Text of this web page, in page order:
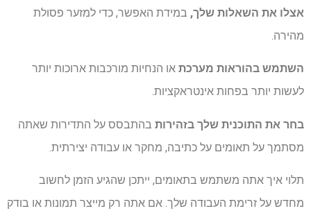
אצלו את השאלות שלך, במידת האפשר, כדי למזער פסולת
מהירה.
השתמש בהוראות מערכת או הנחיות מורכבות ארוכות יותר
לעשות יותר בפחות אינטראקציות.
בחר את התוכנית שלך בזהירות בהתבסס על התדירות שאתה
מסתמך על תאומים על כתיבה, מחקר או עבודה יצירתית.
תלוי איך אתה משתמש בתאומים, ייתכן שהגיע הזמן לחשוב
מחדש על זרימת העבודה שלך. אם אתה רק מייצר תמונות או בודק